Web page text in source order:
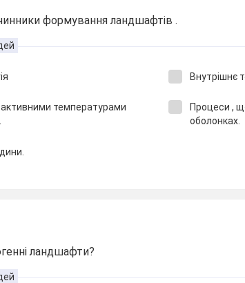
формування ландшафтів .
Внутрішнє
активними температурами
Процеси ,
оболонках.
ландшафти?